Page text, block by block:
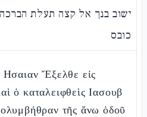
ישוב בנך אל קצה תעלת
כובס
Ησαιαν Ἔξελθε εἰς
ὁ καταλειφθεὶς Ιασουβ
τῆς ἄνω ὁδοῦ